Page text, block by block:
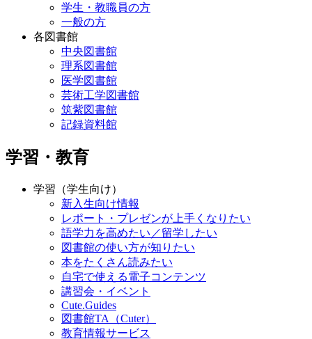
学生・教職員の方
一般の方
各図書館
中央図書館
理系図書館
医学図書館
芸術工学図書館
筑紫図書館
記録資料館
学習・教育
学習（学生向け）
新入生向け情報
レポート・プレゼンが上手くなりたい
語学力を高めたい／留学したい
図書館の使い方が知りたい
本をたくさん読みたい
自宅で使える電子コンテンツ
講習会・イベント
Cute.Guides
図書館TA（Cuter）
教育情報サービス